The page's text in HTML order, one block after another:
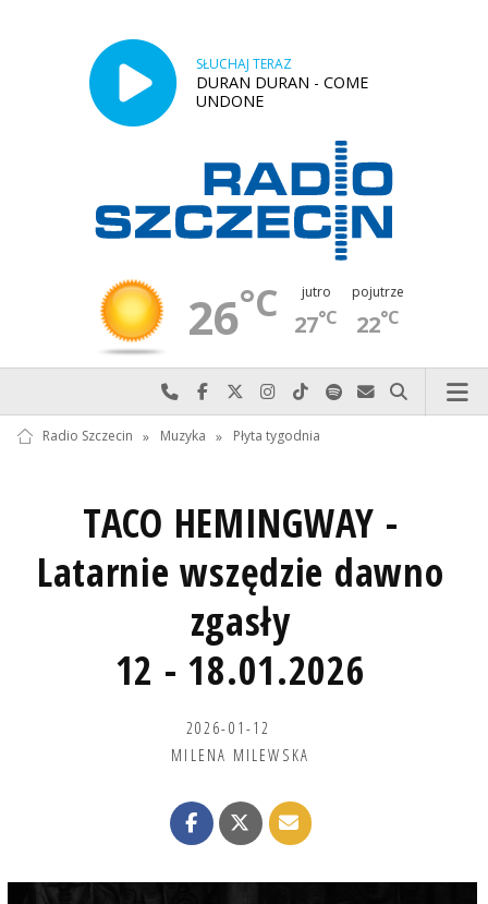
SŁUCHAJ TERAZ
DURAN DURAN - COME
UNDONE
26°C jutro
27°C
pojutrze
22°C
Najlepiej po prostu do nas zadzwoń
Odwiedź nas na Facebook-u
Odwiedź nas na X
Odwiedź nas na Instagram-ie
Odwiedź nas na TikTok-u
Szukaj nas na Spotify
Wyślij do nas
Szukaj
Radio Szczecin » Muzyka » Płyta tygodnia
TACO HEMINGWAY -
Latarnie wszędzie dawno
zgasły
12 - 18.01.2026
2026-01-12
MILENA MILEWSKA